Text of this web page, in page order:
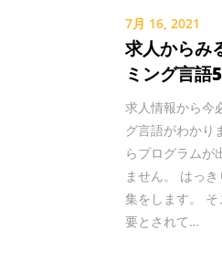
7月 16, 2021
求人からみ
ミング言語
求人情報から今
グ言語がわかり
らプログラムが
ません。 はっ
集をします。
要とされて…